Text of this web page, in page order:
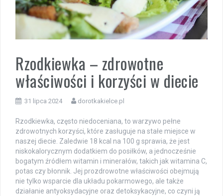
Rzodkiewka – zdrowotne
właściwości i korzyści w diecie
31 lipca 2024 dorotkakielce.pl
Rzodkiewka, często niedoceniana, to warzywo pełne
zdrowotnych korzyści, które zasługuje na stałe miejsce w
naszej diecie. Zaledwie 18 kcal na 100 g sprawia, że jest
niskokalorycznym dodatkiem do posiłków, a jednocześnie
bogatym źródłem witamin i minerałów, takich jak witamina C,
potas czy błonnik. Jej prozdrowotne właściwości obejmują
nie tylko wsparcie dla układu pokarmowego, ale także
działanie antyoksydacyjne oraz detoksykacyjne, co czyni ją